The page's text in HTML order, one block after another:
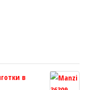
странице
товара.
в